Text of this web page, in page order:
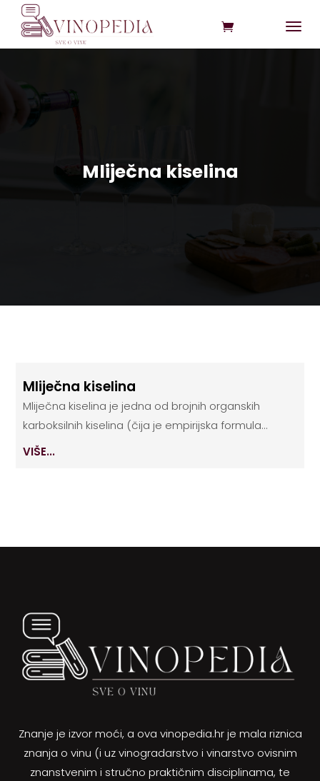
Mliječna kiselina
Mliječna kiselina
Mliječna kiselina je jedna od brojnih organskih
karboksilnih kiselina (čija je empirijska formula...
VIŠE...
Znanje je izvor moći, a ova vinopedia.hr je mala riznica
znanja o vinu (i uz vinogradarstvo i vinarstvo ovisnim
znanstvenim i stručno praktičnim disciplinama, te